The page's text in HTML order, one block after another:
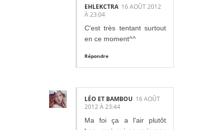
EHLEKCTRA 16 AOÛT 2012
À 23:04
C'est très tentant surtout
en ce moment^^
Répondre
LÉO ET BAMBOU 16 AOÛT
2012 À 23:44
Ma foi ça a l'air plutôt